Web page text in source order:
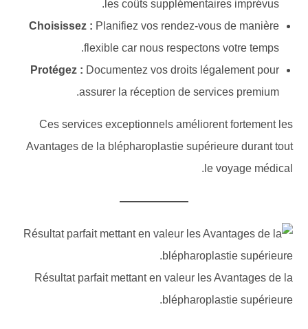
les coûts supplémentaires imprévus.
Choisissez : Planifiez vos rendez-vous de manière
flexible car nous respectons votre temps.
Protégez : Documentez vos droits légalement pour
assurer la réception de services premium.
Ces services exceptionnels améliorent fortement les
Avantages de la blépharoplastie supérieure durant tout
le voyage médical.
Résultat parfait mettant en valeur les Avantages de la
blépharoplastie supérieure.